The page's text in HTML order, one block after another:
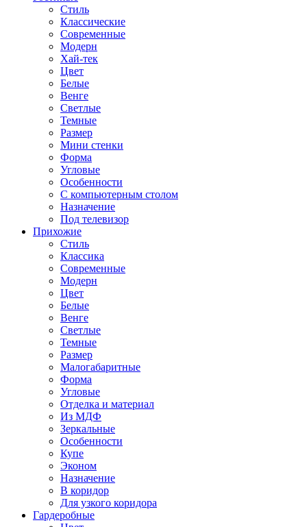
Стиль
Классические
Современные
Модерн
Хай-тек
Цвет
Белые
Венге
Светлые
Темные
Размер
Мини стенки
Форма
Угловые
Особенности
С компьютерным столом
Назначение
Под телевизор
Прихожие
Стиль
Классика
Современные
Модерн
Цвет
Белые
Венге
Светлые
Темные
Размер
Малогабаритные
Форма
Угловые
Отделка и материал
Из МДФ
Зеркальные
Особенности
Купе
Эконом
Назначение
В коридор
Для узкого коридора
Гардеробные